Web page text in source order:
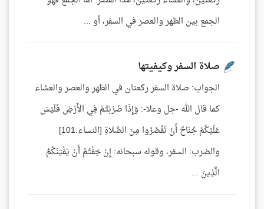
الجمع بين الظهر والعصر في السفر، أو ...
صلاة السفر وكيفيتها
الجواب: صلاة السفر ركعتان في الظهر والعصر والعشاء
كما قال الله -جل وعلا-: وَإِذَا ضَرَبْتُمْ فِي الأَرْضِ فَلَيْسَ
عَلَيْكُمْ جُنَاحٌ أَنْ تَقْصُرُوا مِنَ الصَّلاةِ [النساء:101]
والضرب: السفر، وقوله سبحانه: إِنْ خِفْتُمْ أَنْ يَفْتِنَكُمُ
الَّذِينَ ...